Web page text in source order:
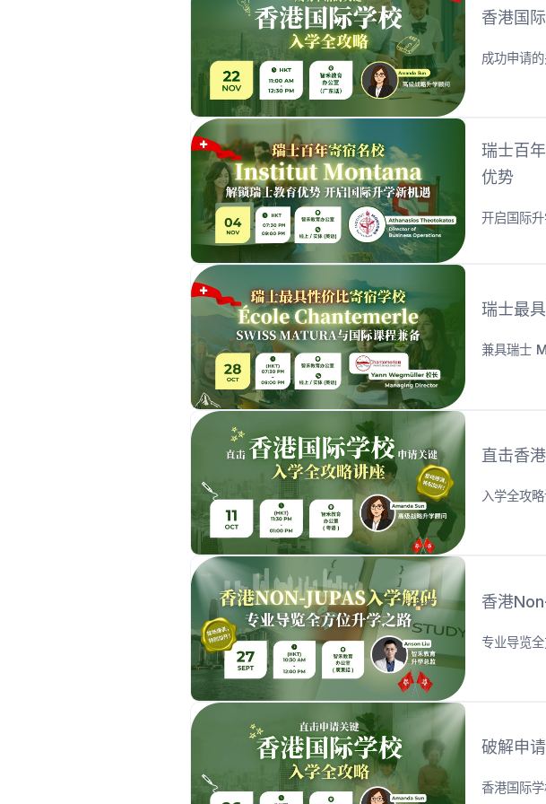
香港国
成功申请
瑞士百
优势
开启国际
瑞士最
兼具瑞士
直击香
入学全攻
香港
专业导览
破解申
香港国际